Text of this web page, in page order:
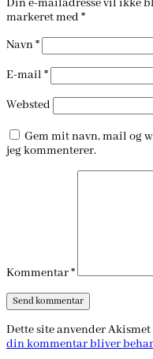
Din e-mailadresse vil ikke
markeret med *
Navn*
E-mail *
Websted
Gem mit navn, mail og
jeg kommenterer.
Kommentar*
Dette site anvender
din kommentar bliver